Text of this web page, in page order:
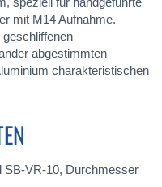
mit M14 Aufnahme.
abgestimmten
charakteristischen
SB-VR-10, Durchmesser